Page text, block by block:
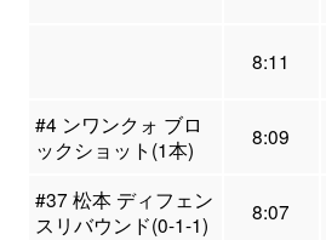
8:11
#4 ンワンクォ ブロ
ックショット(1本)
8:09
#37 松本 ディフェン
スリバウンド(0-1-1)
8:07